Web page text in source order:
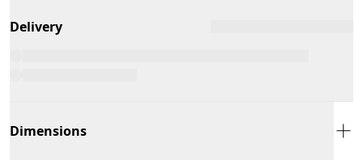
Delivery
Dimensions